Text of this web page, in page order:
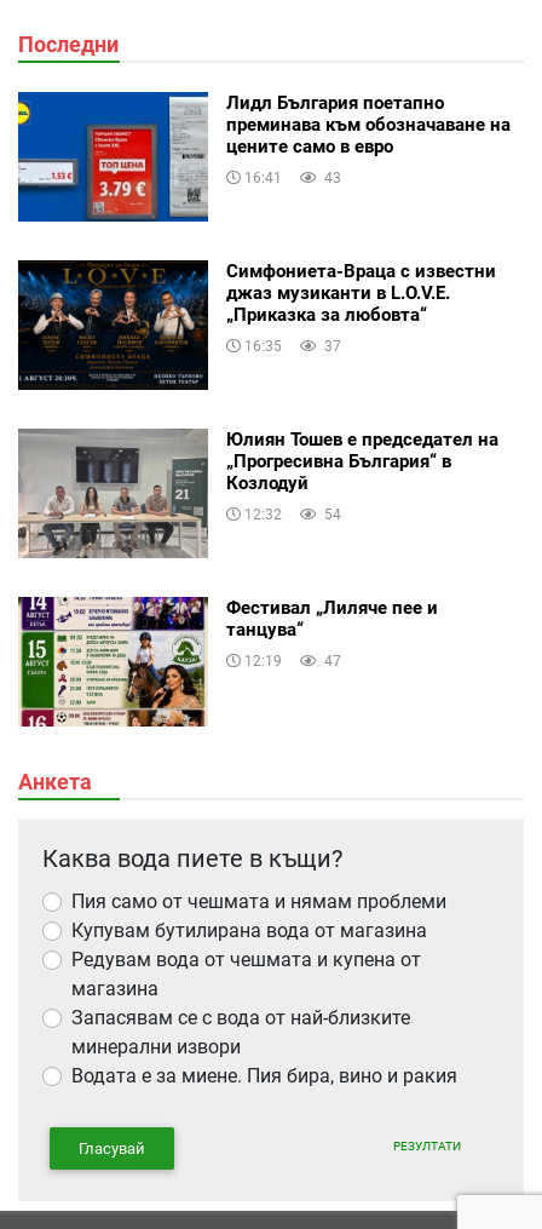
Последни
Лидл България поетапно
преминава към обозначаване на
цените само в евро
16:41 43
Симфониета-Враца с известни
джаз музиканти в L.O.V.E.
„Приказка за любовта“
16:35 37
Юлиян Тошев е председател на
„Прогресивна България“ в
Козлодуй
12:32 54
Фестивал „Лиляче пее и
танцува“
12:19 47
Анкета
Каква вода пиете в къщи?
Пия само от чешмата и нямам проблеми
Купувам бутилирана вода от магазина
Редувам вода от чешмата и купена от
магазина
Запасявам се с вода от най-близките
минерални извори
Водата е за миене. Пия бира, вино и ракия
Гласувай РЕЗУЛТАТИ